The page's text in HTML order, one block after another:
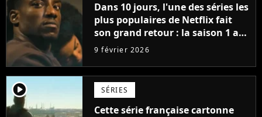
Dans 10 jours, l'une des séries les
plus populaires de Netflix fait
son grand retour : la saison 1 a
cumulé plus de 98 millions de
9 février 2026
player2 SÉRIES
Cette série française cartonne